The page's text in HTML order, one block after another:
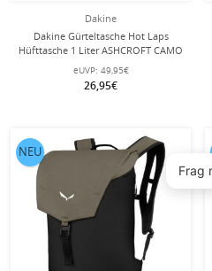
Dakine
Dakine Gürteltasche Hot Laps
Hüfttasche 1 Liter ASHCROFT CAMO
grau/camo
eUVP: 49,95€
26,95€
NEU